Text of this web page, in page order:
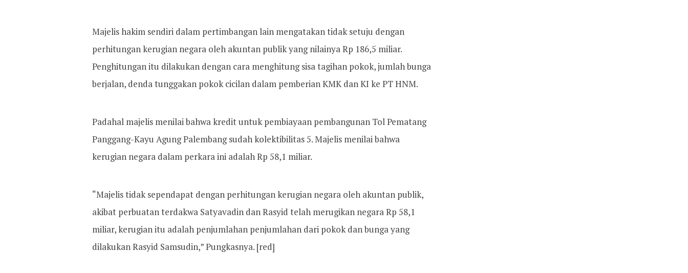
Majelis hakim sendiri dalam pertimbangan lain mengatakan tidak setuju dengan
perhitungan kerugian negara oleh akuntan publik yang nilainya Rp 186,5 miliar.
Penghitungan itu dilakukan dengan cara menghitung sisa tagihan pokok, jumlah bunga
berjalan, denda tunggakan pokok cicilan dalam pemberian KMK dan KI ke PT HNM.
Padahal majelis menilai bahwa kredit untuk pembiayaan pembangunan Tol Pematang
Panggang-Kayu Agung Palembang sudah kolektibilitas 5. Majelis menilai bahwa
kerugian negara dalam perkara ini adalah Rp 58,1 miliar.
“Majelis tidak sependapat dengan perhitungan kerugian negara oleh akuntan publik,
akibat perbuatan terdakwa Satyavadin dan Rasyid telah merugikan negara Rp 58,1
miliar, kerugian itu adalah penjumlahan penjumlahan dari pokok dan bunga yang
dilakukan Rasyid Samsudin,” Pungkasnya. [red]